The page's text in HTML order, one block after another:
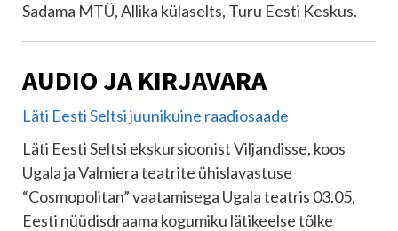
Sadama MTÜ, Allika külaselts, Turu Eesti Keskus.
AUDIO JA KIRJAVARA
Läti Eesti Seltsi juunikuine raadiosaade
Läti Eesti Seltsi ekskursioonist Viljandisse, koos
Ugala ja Valmiera teatrite ühislavastuse
“Cosmopolitan” vaatamisega Ugala teatris 03.05,
Eesti nüüdisdraama kogumiku lätikeelsetõlke